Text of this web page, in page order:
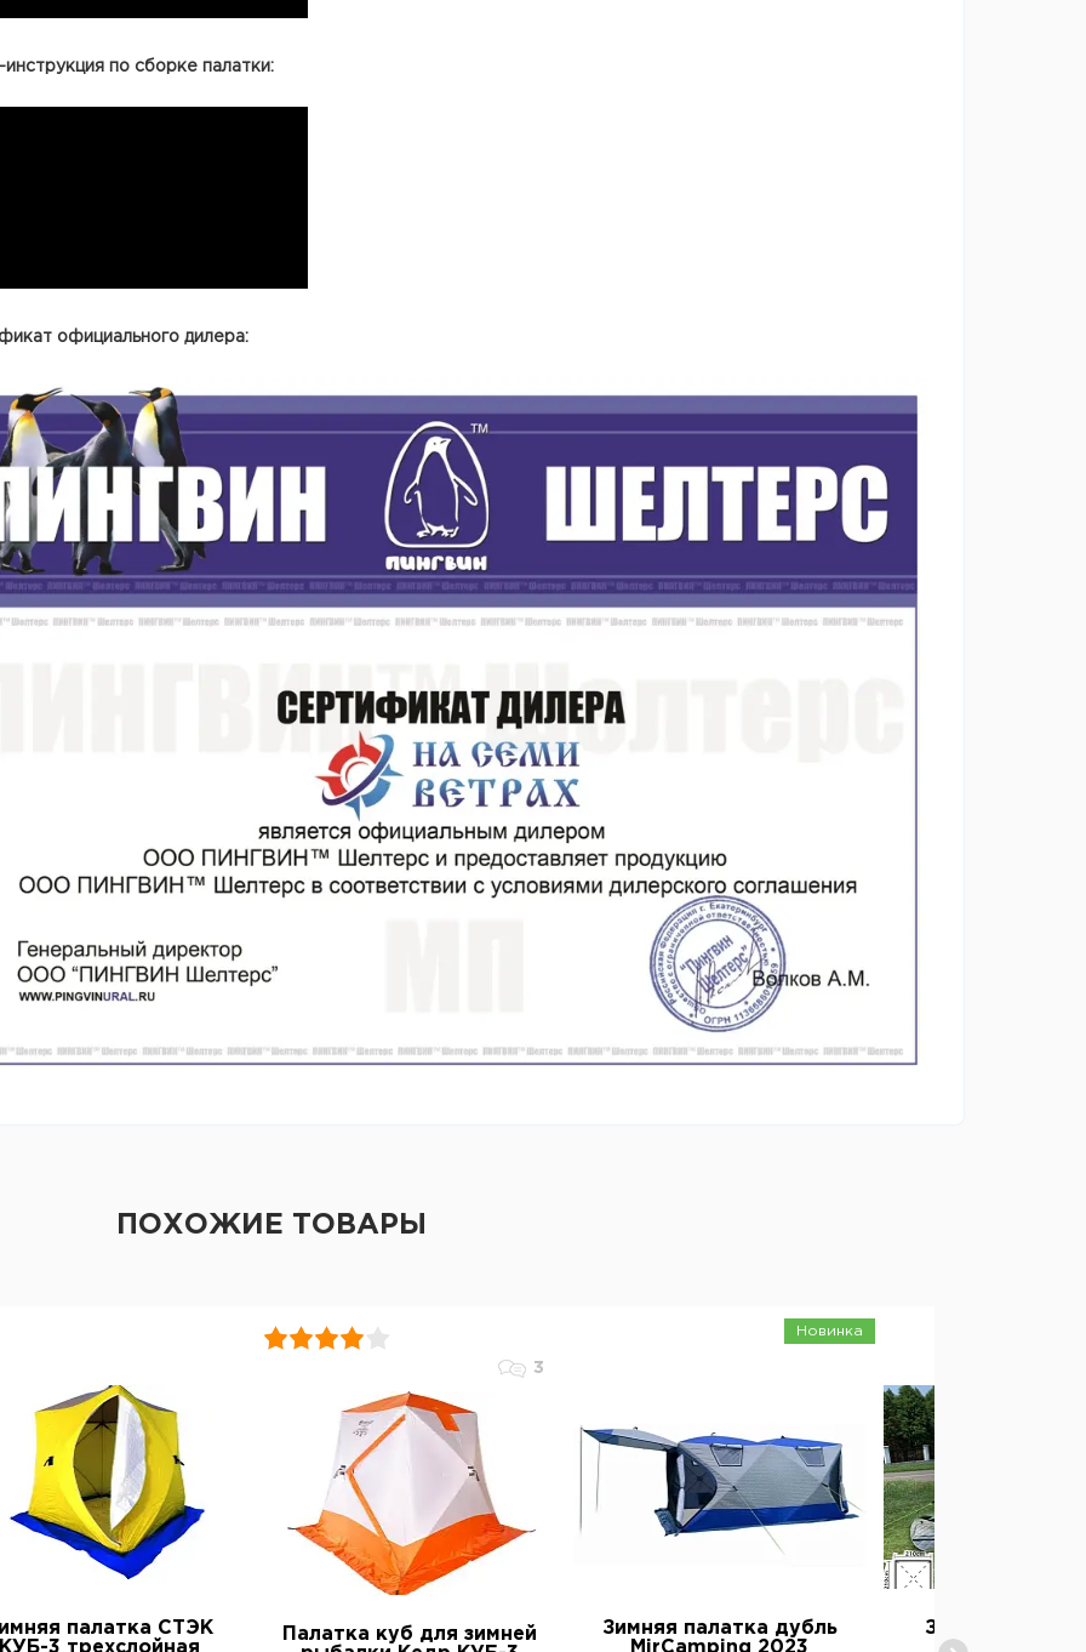
инструкция по сборке палатки:
официального дилера:
ПОХОЖИЕ ТОВАРЫ
палатка СТЭК
КУБ-3 трехслойная
3
Палатка куб для зимней
Новинка
Зимняя палатка дубль
MirCamping 2023
Зимняя
MirCamping